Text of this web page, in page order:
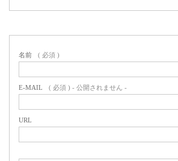
名前 ( 必須 )
E-MAIL ( 必須 ) - 公開されません -
URL